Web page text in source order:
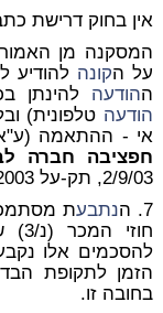
אין בחוק דרישת
המסקנה מן
על הקונה להודיע
ההודעה להינתן
הודעה טלפונית)
אי - ההתאמה (ע"א 8939/
חפציבה חברה
2/9/03, תק-על 2003(3) 975, 977, להלן:
7. ה
נתבעת
חוזי המכר (נ/3) שנכרתו בינה לבין ה
להסכמים אלו
הזמן לתקופת
בחובה זו.